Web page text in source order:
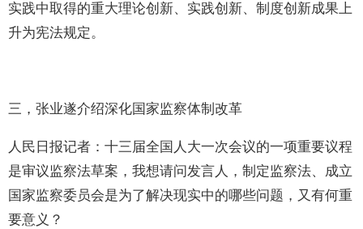
实践中取得的重大理论创新、实践创新、制度创新成果上
升为宪法规定。
三，张业遂介绍深化国家监察体制改革
人民日报记者：十三届全国人大一次会议的一项重要议程
是审议监察法草案，我想请问发言人，制定监察法、成立
国家监察委员会是为了解决现实中的哪些问题，又有何重
要意义？